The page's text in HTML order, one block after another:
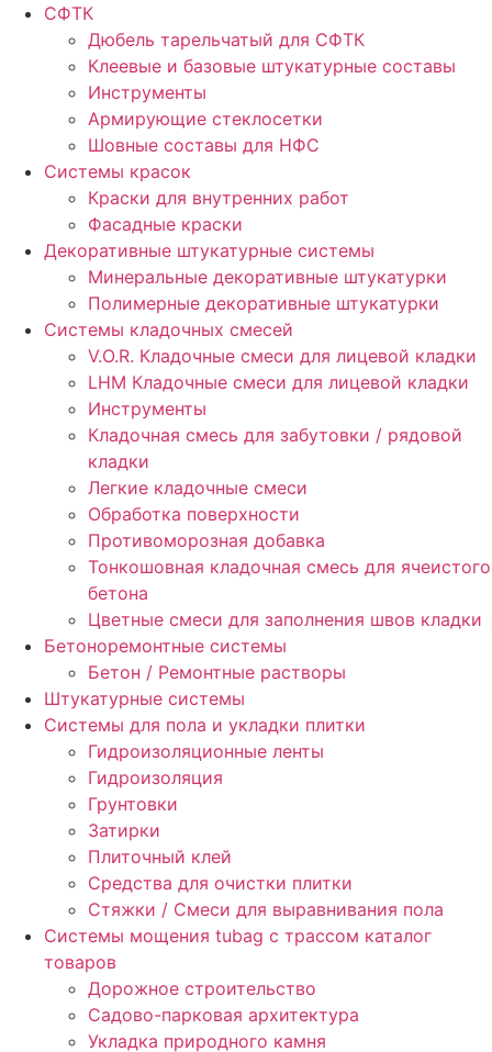
СФТК
Дюбель тарельчатый для СФТК
Клеевые и базовые штукатурные составы
Инструменты
Армирующие стеклосетки
Шовные составы для НФС
Cистемы красок
Краски для внутренних работ
Фасадные краски
Декоративные штукатурные системы
Минеральные декоративные штукатурки
Полимерные декоративные штукатурки
Системы кладочных смесей
V.O.R. Кладочные смеси для лицевой кладки
LHM Кладочные смеси для лицевой кладки
Инструменты
Кладочная смесь для забутовки / рядовой
кладки
Легкие кладочные смеси
Обработка поверхности
Противоморозная добавка
Тонкошовная кладочная смесь для ячеистого
бетона
Цветные смеси для заполнения швов кладки
Бетоноремонтные системы
Бетон / Ремонтные растворы
Штукатурные системы
Cистемы для пола и укладки плитки
Гидроизоляционные ленты
Гидроизоляция
Грунтовки
Затирки
Плиточный клей
Средства для очистки плитки
Стяжки / Смеси для выравнивания пола
Системы мощения tubag с трассом каталог
товаров
Дорожное строительство
Садово-парковая архитектура
Укладка природного камня